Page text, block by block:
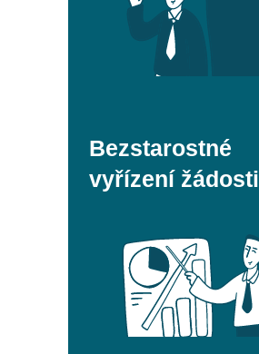
Bezstarostné
vyřízení žádosti